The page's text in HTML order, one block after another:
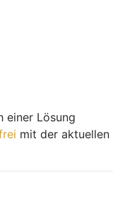
einer Lösung
mit der aktuellen